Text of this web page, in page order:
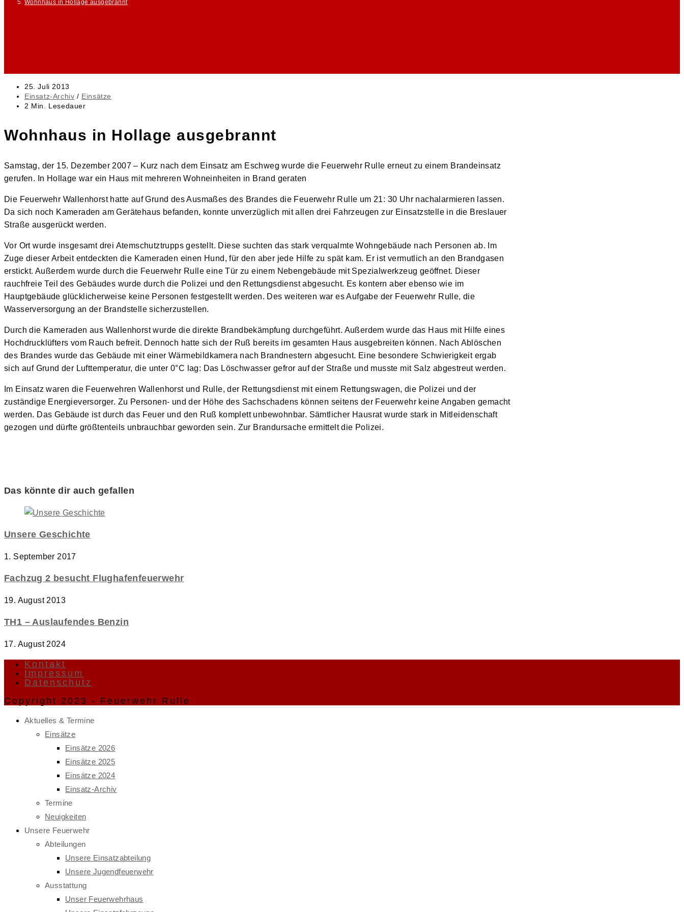
Wohnhaus in Hollage ausgebrannt
Beitrag
veröffentlicht:
25. Juli 2013
Beitrags-
Kategorie:
Einsatz-Archiv / Einsätze
Lesedauer:
2 Min. Lesedauer
Wohnhaus in Hollage ausgebrannt
Samstag, der 15. Dezember 2007 – Kurz nach dem Einsatz am Eschweg wurde die Feuerwehr Rulle erneut zu einem Brandeinsatz
gerufen. In Hollage war ein Haus mit mehreren Wohneinheiten in Brand geraten
Die Feuerwehr Wallenhorst hatte auf Grund des Ausmaßes des Brandes die Feuerwehr Rulle um 21: 30 Uhr nachalarmieren lassen.
Da sich noch Kameraden am Gerätehaus befanden, konnte unverzüglich mit allen drei Fahrzeugen zur Einsatzstelle in die Breslauer
Straße ausgerückt werden.
Vor Ort wurde insgesamt drei Atemschutztrupps gestellt. Diese suchten das stark verqualmte Wohngebäude nach Personen ab. Im
Zuge dieser Arbeit entdeckten die Kameraden einen Hund, für den aber jede Hilfe zu spät kam. Er ist vermutlich an den Brandgasen
erstickt. Außerdem wurde durch die Feuerwehr Rulle eine Tür zu einem Nebengebäude mit Spezialwerkzeug geöffnet. Dieser
rauchfreie Teil des Gebäudes wurde durch die Polizei und den Rettungsdienst abgesucht. Es kontern aber ebenso wie im
Hauptgebäude glücklicherweise keine Personen festgestellt werden. Des weiteren war es Aufgabe der Feuerwehr Rulle, die
Wasserversorgung an der Brandstelle sicherzustellen.
Durch die Kameraden aus Wallenhorst wurde die direkte Brandbekämpfung durchgeführt. Außerdem wurde das Haus mit Hilfe eines
Hochdrucklüfters vom Rauch befreit. Dennoch hatte sich der Ruß bereits im gesamten Haus ausgebreiten können. Nach Ablöschen
des Brandes wurde das Gebäude mit einer Wärmebildkamera nach Brandnestern abgesucht. Eine besondere Schwierigkeit ergab
sich auf Grund der Lufttemperatur, die unter 0°C lag: Das Löschwasser gefror auf der Straße und musste mit Salz abgestreut werden.
Im Einsatz waren die Feuerwehren Wallenhorst und Rulle, der Rettungsdienst mit einem Rettungswagen, die Polizei und der
zuständige Energieversorger. Zu Personen- und der Höhe des Sachschadens können seitens der Feuerwehr keine Angaben gemacht
werden. Das Gebäude ist durch das Feuer und den Ruß komplett unbewohnbar. Sämtlicher Hausrat wurde stark in Mitleidenschaft
gezogen und dürfte größtenteils unbrauchbar geworden sein. Zur Brandursache ermittelt die Polizei.
Das könnte dir auch gefallen
Unsere Geschichte
1. September 2017
Fachzug 2 besucht Flughafenfeuerwehr
19. August 2013
TH1 – Auslaufendes Benzin
17. August 2024
Kontakt
Impressum
Datenschutz
Copyright 2023 - Feuerwehr Rulle
Aktuelles & Termine
Einsätze
Einsätze 2026
Einsätze 2025
Einsätze 2024
Einsatz-Archiv
Termine
Neuigkeiten
Unsere Feuerwehr
Abteilungen
Unsere Einsatzabteilung
Unsere Jugendfeuerwehr
Ausstattung
Unser Feuerwehrhaus